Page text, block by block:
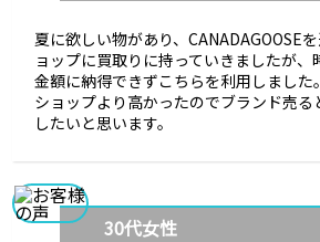
夏に欲しい物があり、CANADAGOOSE
ョップに買取りに持っていきましたが、
金額に納得できずこちらを利用しまし
ショップより高かったのでブランド売る
したいと思います。
30代女性